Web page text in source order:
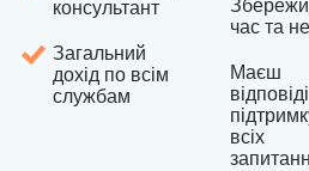
консультант
Загальний
дохід по всім
службам
Збережи
час та
Маєш
всіх